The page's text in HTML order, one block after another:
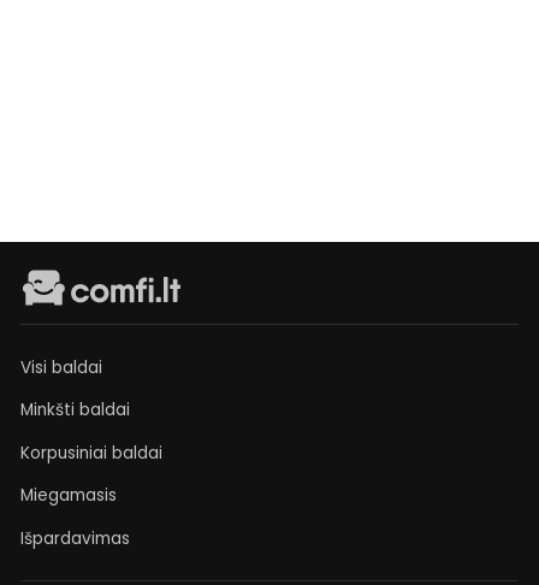
Visi baldai
Minkšti baldai
Korpusiniai baldai
Miegamasis
Išpardavimas